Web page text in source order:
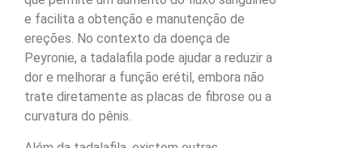
e facilita a obtenção e manutenção de
ereções. No contexto da doença de
Peyronie, a tadalafila pode ajudar a reduzir a
dor e melhorar a função erétil, embora não
trate diretamente as placas de fibrose ou a
curvatura do pênis.